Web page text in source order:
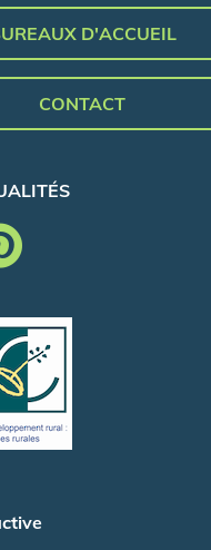
D'ACCUEIL
CONTACT